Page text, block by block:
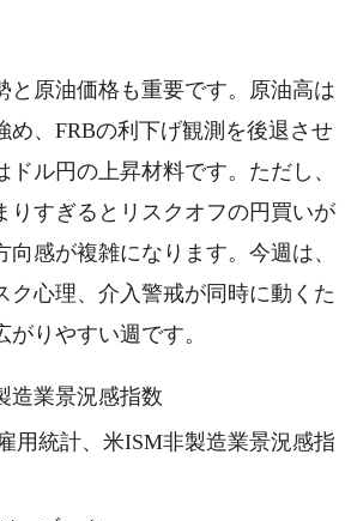
と原油価格も重要です。原油高は
め、FRBの利下げ観測を後退させ
ドル円の上昇材料です。ただし、
りすぎるとリスクオフの円買いが
向感が複雑になります。今週は、
ク心理、介入警戒が同時に動くた
りやすい週です。
造業景況感指数
用統計、米ISM非製造業景況感指